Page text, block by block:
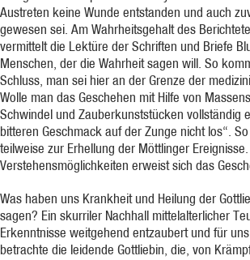
Austreten keine Wunde entstanden und auch
gewesen sei. Am Wahrheitsgehalt des
vermittelt die Lektüre der Schriften und Briefe
Menschen, der die Wahrheit sagen will. So
Schluss, man sei hier an der Grenze der
Wolle man das Geschehen mit Hilfe von
Schwindel und Zauberkunststücken vollständig
bitteren Geschmack auf der Zunge nicht los“.
teilweise zur Erhellung der Möttlinger
Verstehensmöglichkeiten erweist sich das
Was haben uns Krankheit und Heilung der
sagen? Ein skurriler Nachhall mittelalterlicher
Erkenntnisse weitgehend entzaubert und für
betrachte die leidende Gottliebin, die, von